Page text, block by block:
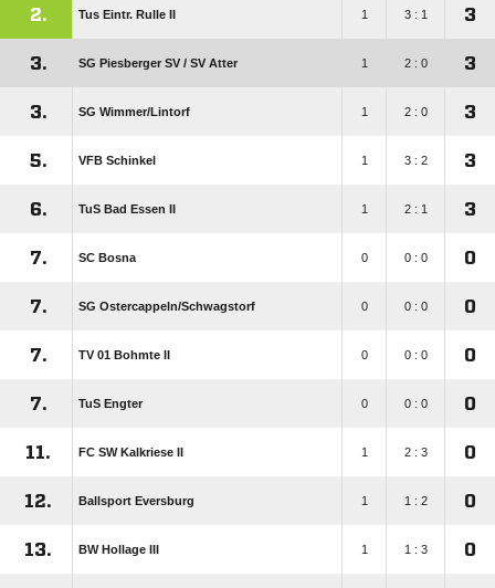
2. Tus Eintr. Rulle II 1 3 : 1 3
3. SG Piesberger SV /​ SV Atter 1 2 : 0 3
3. SG Wimmer/​Lintorf 1 2 : 0 3
5. VFB Schinkel 1 3 : 2 3
6. TuS Bad Essen II 1 2 : 1 3
7. SC Bosna 0 0 : 0 0
7. SG Ostercappeln/​Schwagstorf 0 0 : 0 0
7. TV 01 Bohmte II 0 0 : 0 0
7. TuS Engter 0 0 : 0 0
11. FC SW Kalkriese II 1 2 : 3 0
12. Ballsport Eversburg 1 1 : 2 0
13. BW Hollage III 1 1 : 3 0